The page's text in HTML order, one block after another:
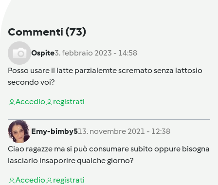
Commenti (73)
Ospite3. febbraio 2023 - 14:58
Posso usare il latte parzialemte scremato senza lattosio
secondo voi?
Accedio registrati
Emy-bimby513. novembre 2021 - 12:38
Ciao ragazze ma si può consumare subito oppure bisogna
lasciarlo insaporire qualche giorno?
Accedio registrati